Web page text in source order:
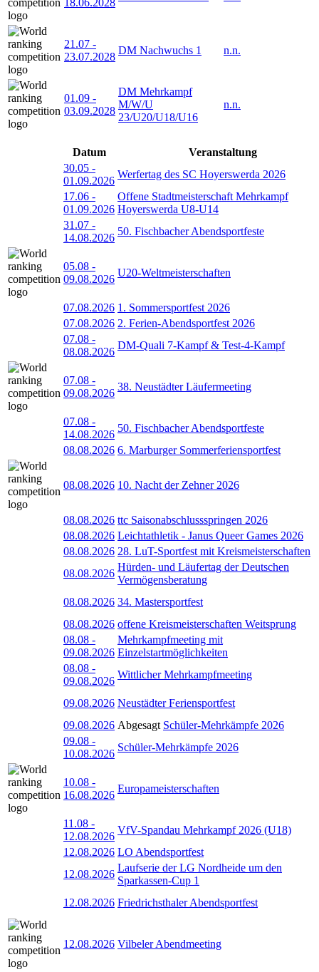
21.07 -
23.07.2028
DM Nachwuchs 1 n.n.
01.09 -
03.09.2028
DM Mehrkampf
M/W/U
23/U20/U18/U16
n.n.
Datum
Veranstaltung
30.05 -
01.09.2026
Werfertag des SC Hoyerswerda 2026
17.06 -
01.09.2026
Offene Stadtmeisterschaft Mehrkampf
Hoyerswerda U8-U14
31.07 -
14.08.2026
50. Fischbacher Abendsportfeste
05.08 -
09.08.2026
U20-Weltmeisterschaften
07.08.2026 1. Sommersportfest 2026
07.08.2026 2. Ferien-Abendsportfest 2026
07.08 -
08.08.2026
DM-Quali 7-Kampf & Test-4-Kampf
07.08 -
09.08.2026
38. Neustädter Läufermeeting
07.08 -
14.08.2026
50. Fischbacher Abendsportfeste
08.08.2026 6. Marburger Sommerferiensportfest
08.08.2026 10. Nacht der Zehner 2026
08.08.2026 ttc Saisonabschlussspringen 2026
08.08.2026 Leichtathletik - Janus Queer Games 2026
08.08.2026 28. LuT-Sportfest mit Kreismeisterschaften
08.08.2026
Hürden- und Läufertag der Deutschen
Vermögensberatung
08.08.2026 34. Mastersportfest
08.08.2026 offene Kreismeisterschaften Weitsprung
08.08 -
09.08.2026
Mehrkampfmeeting mit
Einzelstartmöglichkeiten
08.08 -
09.08.2026
Wittlicher Mehrkampfmeeting
09.08.2026 Neustädter Feriensportfest
09.08.2026 Abgesagt Schüler-Mehrkämpfe 2026
09.08 -
10.08.2026
Schüler-Mehrkämpfe 2026
10.08 -
16.08.2026
Europameisterschaften
11.08 -
12.08.2026
VfV-Spandau Mehrkampf 2026 (U18)
12.08.2026 LO Abendsportfest
12.08.2026
Laufserie der LG Nordheide um den
Sparkassen-Cup 1
12.08.2026 Friedrichsthaler Abendsportfest
12.08.2026 Vilbeler Abendmeeting